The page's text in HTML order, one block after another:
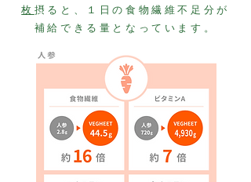
枚 摂ると、
１日の食物繊維不足分が
補給できる量となっています。